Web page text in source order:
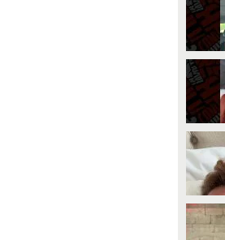
altri. A volte è già dentro di noi".